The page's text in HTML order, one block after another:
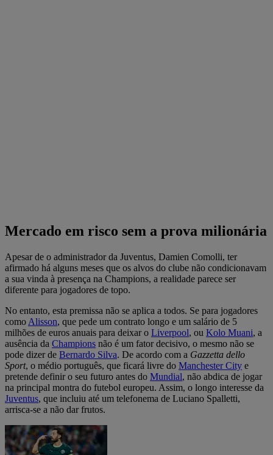
Mercado em risco sem a prova milionária
Apesar de o administrador da Juventus, Damien Comolli, ter
afirmado há alguns meses que os alvos do clube não condicionavam
a sua vinda à presença na Champions, a realidade parece ser
diferente para jogadores de topo.
No entanto, esta premissa não se aplica a todos. Se para jogadores
como Alisson, que pede um contrato longo e um salário de 5
milhões de euros anuais para deixar o Liverpool, ou Kolo Muani, a
ausência da Champions não é um fator decisivo, o mesmo não se
pode dizer de Bernardo Silva. De acordo com a Gazzetta dello
Sport, o médio português, que ficará livre do Manchester City e
pretende definir o seu futuro antes do Mundial, não abdica de jogar
na principal montra do futebol europeu. Assim, o longo interesse da
Juventus, que incluiu até um telefonema de Luciano Spalletti,
arrisca-se a não dar frutos.